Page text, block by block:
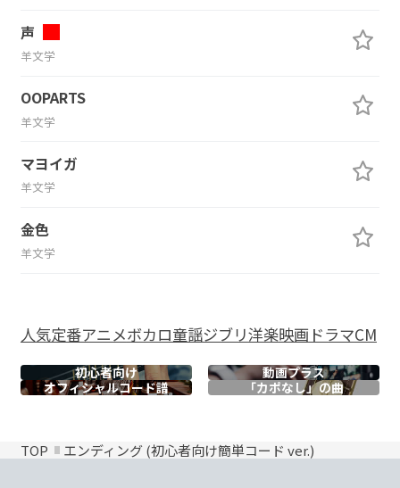
声
羊文学
OOPARTS
羊文学
マヨイガ
羊文学
金色
羊文学
人気定番アニメボカロ童謡ジブリ洋楽映画ドラマCM
初心者向け
動画プラス
オフィシャルコード譜 「カポなし」の曲
TOP エンディング (初心者向け簡単コード ver.)